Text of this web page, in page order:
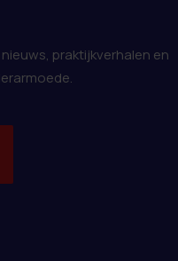
praktijkverhalen en